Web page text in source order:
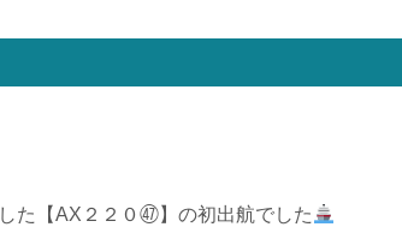
た【AX２２０㊼】の初出航でした